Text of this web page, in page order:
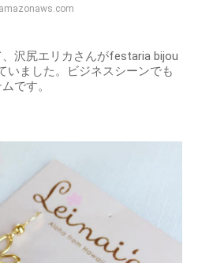
沢尻エリカさんがfestaria bijou
いました。ビジネスシーンでも
です。